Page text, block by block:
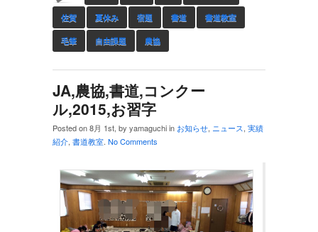
佐賀 夏休み 宿題 書道 書道教室
毛筆 自由課題 農協
JA,農協,書道,コンクー
ル,2015,お習字
Posted on 8月 1st, by yamaguchi in お知らせ, ニュース, 実績
紹介, 書道教室. No Comments